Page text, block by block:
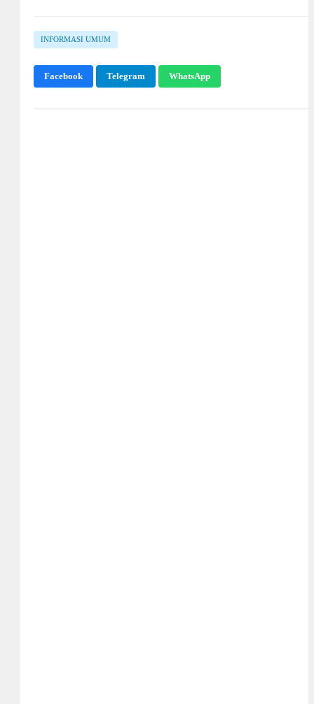
INFORMASI UMUM
Facebook Telegram WhatsApp